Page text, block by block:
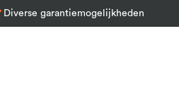
Diverse garantiemogelijkheden